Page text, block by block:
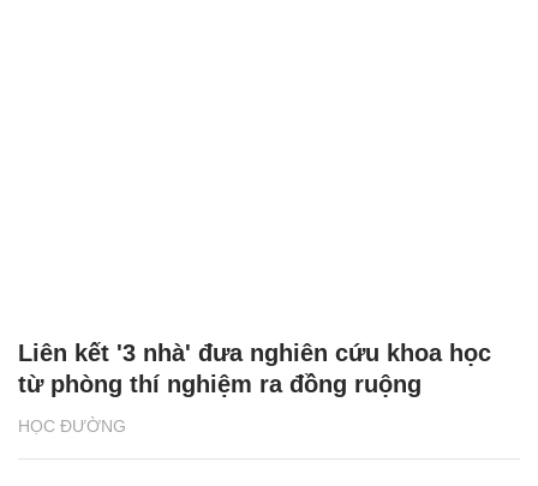
HỌC ĐƯỜNG
Liên kết '3 nhà' đưa nghiên cứu khoa học
từ phòng thí nghiệm ra đồng ruộng